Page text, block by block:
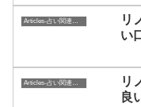
リ
い
Articles-占い関連コラム-
リ
良